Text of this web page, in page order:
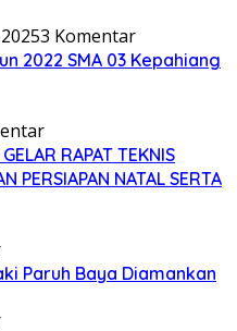
3 Komentar
2022 SMA 03 Kepahiang
RAPAT TEKNIS
PERSIAPAN NATAL SERTA
Paruh Baya Diamankan